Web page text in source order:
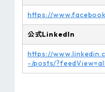
https://
公式LinkedIn
https://
-/posts/?feedView=all